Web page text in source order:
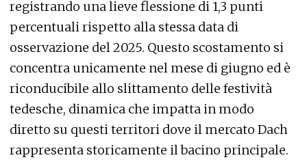
registrando una lieve flessione di 1,3 punti
percentuali rispetto alla stessa data di
osservazione del 2025. Questo scostamento si
concentra unicamente nel mese di giugno ed è
riconducibile allo slittamento delle festività
tedesche, dinamica che impatta in modo
diretto su questi territori dove il mercato Dach
rappresenta storicamente il bacino principale.